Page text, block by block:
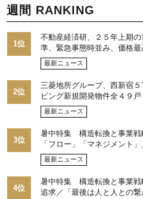
週間 RANKING
1位
不動産経済研、２５年上期
準、緊急事態時並み、価格
最新ニュース
2位
三菱地所グループ、西新宿
ビング新規開発物件全４９戸
最新ニュース
3位
暑中特集 構造転換と事業戦
「フロー」「マネジメント
ップ10目標に／自社ブラン
／池田 明社長に聞く
最新ニュース
4位
暑中特集 構造転換と事業戦
追求／「最後は人と人との